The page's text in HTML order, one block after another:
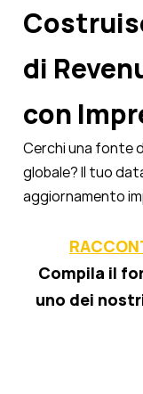
di
con
Cerchi una fonte
globale? Il tuo
aggiornamento
Compila il
uno dei